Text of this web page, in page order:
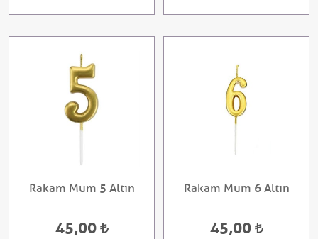
Rakam Mum 5 Altın
45,00
Rakam Mum 6 Altın
45,00